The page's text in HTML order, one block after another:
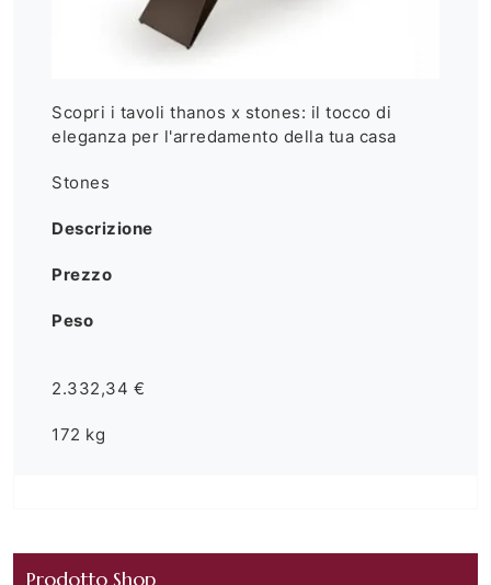
Scopri i tavoli thanos x stones: il tocco di
eleganza per l'arredamento della tua casa
Stones
Descrizione
Prezzo
Peso
2.332,34 €
172 kg